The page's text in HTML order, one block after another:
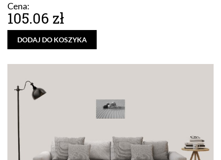
Cena:
105.06 zł
DODAJ DO KOSZYKA